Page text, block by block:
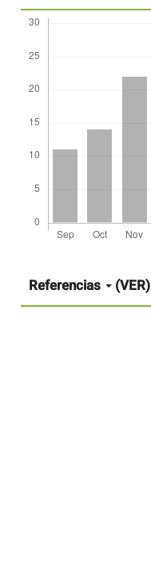
artículo
Referencias (VER)